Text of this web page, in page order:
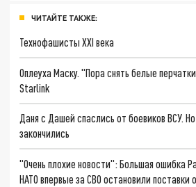
ЧИТАЙТЕ ТАКЖЕ:
Технофашисты XXI века
Оплеуха Маску. "Пора снять белые
Starlink
Даня с Дашей спаслись от боевиков ВСУ.
закончились
"Очень плохие новости": Большая ошибка
НАТО впервые за СВО остановили поставки